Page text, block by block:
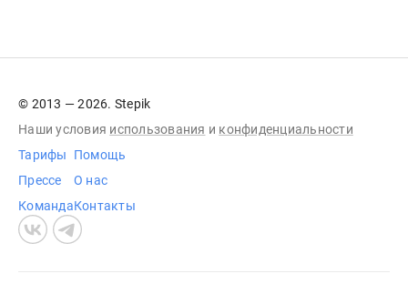
© 2013 — 2026. Stepik
Наши условия использования и конфиденциальности
Тарифы
Прессе
Команда
Помощь
О нас
Контакты